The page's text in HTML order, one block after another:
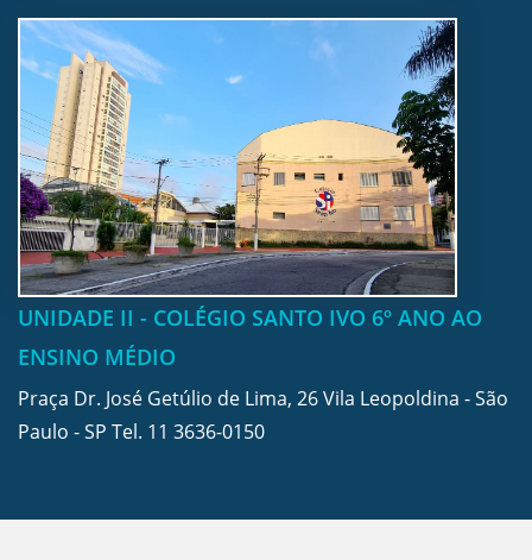
UNIDADE II - COLÉGIO SANTO IVO 6º ANO AO
ENSINO MÉDIO
Praça Dr. José Getúlio de Lima, 26 Vila Leopoldina - São
Paulo - SP Tel. 11 3636-0150